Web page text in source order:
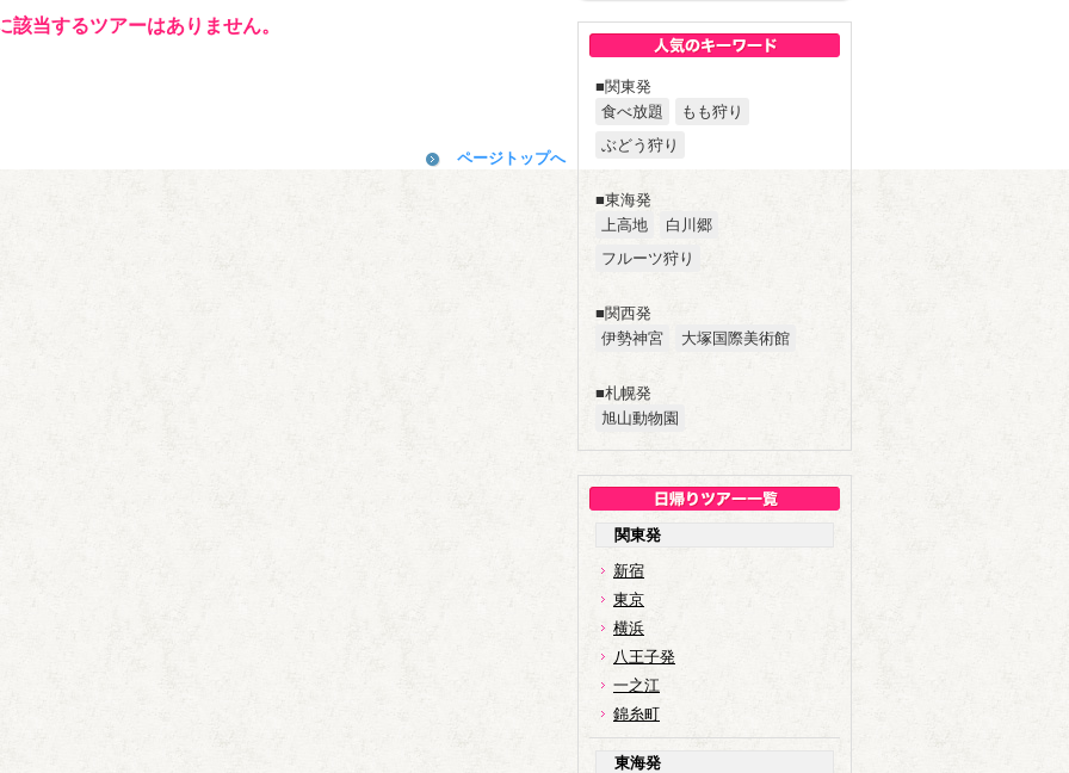
■関東発
食べ放題
もも狩り
ぶどう狩り
■東海発
上高地
白川郷
フルーツ狩り
■関西発
伊勢神宮
大塚国際美術館
■札幌発
旭山動物園
関東発
新宿
東京
横浜
八王子発
一之江
錦糸町
東海発
該当するツアーはありません。
ページトップへ